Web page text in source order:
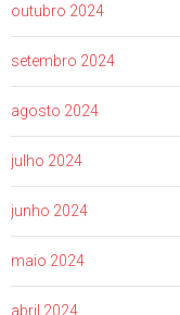
outubro 2024
setembro 2024
agosto 2024
julho 2024
junho 2024
maio 2024
abril 2024